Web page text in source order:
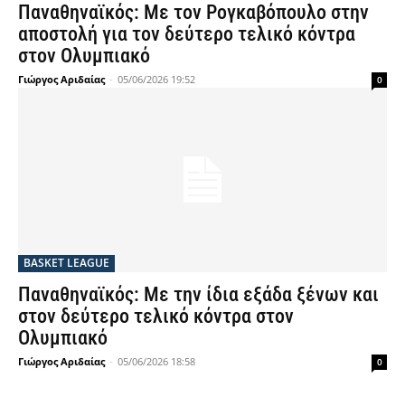
Παναθηναϊκός: Με τον Ρογκαβόπουλο στην
αποστολή για τον δεύτερο τελικό κόντρα
στον Ολυμπιακό
Γιώργος Αριδαίας - 05/06/2026 19:52 0
BASKET LEAGUE
Παναθηναϊκός: Με την ίδια εξάδα ξένων και
στον δεύτερο τελικό κόντρα στον
Ολυμπιακό
Γιώργος Αριδαίας - 05/06/2026 18:58 0